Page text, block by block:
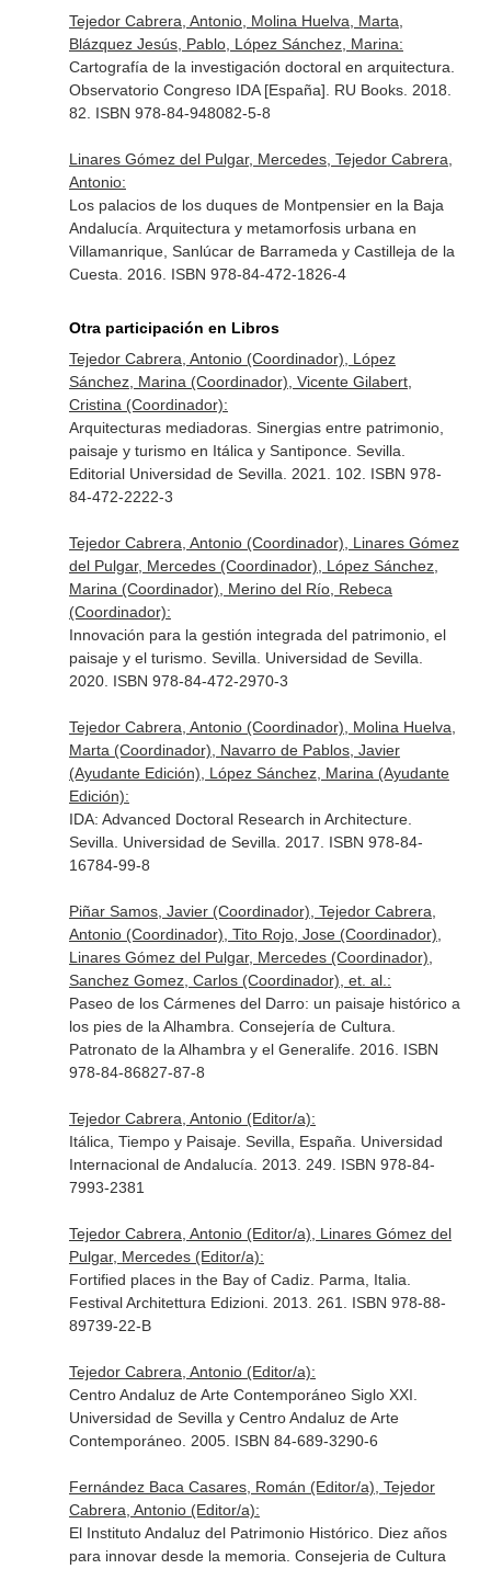
Tejedor Cabrera, Antonio, Molina Huelva, Marta,
Blázquez Jesús, Pablo, López Sánchez, Marina:
Cartografía de la investigación doctoral en arquitectura.
Observatorio Congreso IDA [España]. RU Books. 2018.
82. ISBN 978-84-948082-5-8
Linares Gómez del Pulgar, Mercedes, Tejedor Cabrera,
Antonio:
Los palacios de los duques de Montpensier en la Baja
Andalucía. Arquitectura y metamorfosis urbana en
Villamanrique, Sanlúcar de Barrameda y Castilleja de la
Cuesta. 2016. ISBN 978-84-472-1826-4
Otra participación en Libros
Tejedor Cabrera, Antonio (Coordinador), López
Sánchez, Marina (Coordinador), Vicente Gilabert,
Cristina (Coordinador):
Arquitecturas mediadoras. Sinergias entre patrimonio,
paisaje y turismo en Itálica y Santiponce. Sevilla.
Editorial Universidad de Sevilla. 2021. 102. ISBN 978-
84-472-2222-3
Tejedor Cabrera, Antonio (Coordinador), Linares Gómez
del Pulgar, Mercedes (Coordinador), López Sánchez,
Marina (Coordinador), Merino del Río, Rebeca
(Coordinador):
Innovación para la gestión integrada del patrimonio, el
paisaje y el turismo. Sevilla. Universidad de Sevilla.
2020. ISBN 978-84-472-2970-3
Tejedor Cabrera, Antonio (Coordinador), Molina Huelva,
Marta (Coordinador), Navarro de Pablos, Javier
(Ayudante Edición), López Sánchez, Marina (Ayudante
Edición):
IDA: Advanced Doctoral Research in Architecture.
Sevilla. Universidad de Sevilla. 2017. ISBN 978-84-
16784-99-8
Piñar Samos, Javier (Coordinador), Tejedor Cabrera,
Antonio (Coordinador), Tito Rojo, Jose (Coordinador),
Linares Gómez del Pulgar, Mercedes (Coordinador),
Sanchez Gomez, Carlos (Coordinador), et. al.:
Paseo de los Cármenes del Darro: un paisaje histórico a
los pies de la Alhambra. Consejería de Cultura.
Patronato de la Alhambra y el Generalife. 2016. ISBN
978-84-86827-87-8
Tejedor Cabrera, Antonio (Editor/a):
Itálica, Tiempo y Paisaje. Sevilla, España. Universidad
Internacional de Andalucía. 2013. 249. ISBN 978-84-
7993-2381
Tejedor Cabrera, Antonio (Editor/a), Linares Gómez del
Pulgar, Mercedes (Editor/a):
Fortified places in the Bay of Cadiz. Parma, Italia.
Festival Architettura Edizioni. 2013. 261. ISBN 978-88-
89739-22-B
Tejedor Cabrera, Antonio (Editor/a):
Centro Andaluz de Arte Contemporáneo Siglo XXI.
Universidad de Sevilla y Centro Andaluz de Arte
Contemporáneo. 2005. ISBN 84-689-3290-6
Fernández Baca Casares, Román (Editor/a), Tejedor
Cabrera, Antonio (Editor/a):
El Instituto Andaluz del Patrimonio Histórico. Diez años
para innovar desde la memoria. Consejeria de Cultura